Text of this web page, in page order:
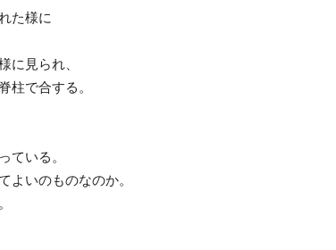
た様に
に見られ、
柱で合する。
ている。
よいのものなのか。